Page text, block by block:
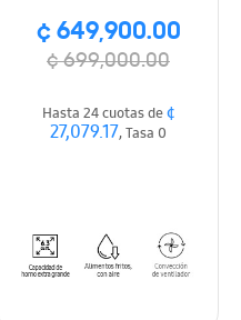
Convection
¢ 649,900.00
¢ 699,000.00
Hasta 24 cuotas de¢
27,079.17, Tasa 0